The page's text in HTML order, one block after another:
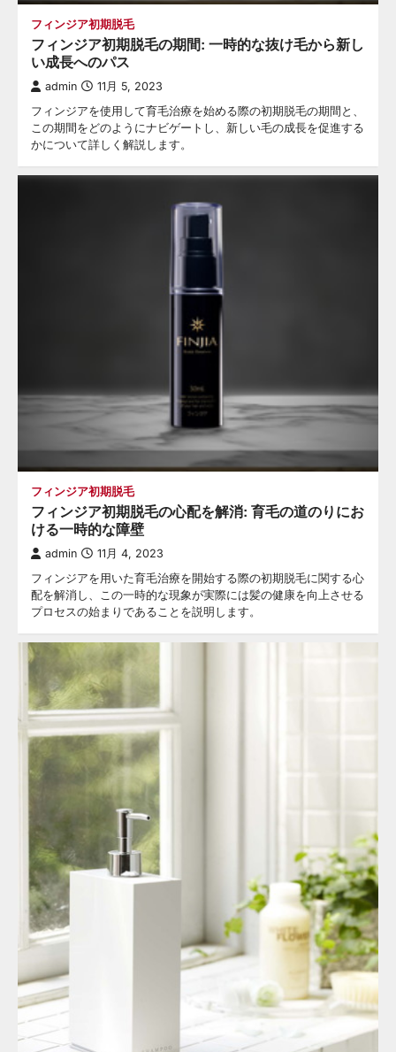
フィンジア初期脱毛
フィンジア初期脱毛の期間: 一時的な抜け毛から新し
い成長へのパス
admin 11月 5, 2023
フィンジアを使用して育毛治療を始める際の初期脱毛の期間と、
この期間をどのようにナビゲートし、新しい毛の成長を促進する
かについて詳しく解説します。
フィンジア初期脱毛
フィンジア初期脱毛の心配を解消: 育毛の道のりにお
ける一時的な障壁
admin 11月 4, 2023
フィンジアを用いた育毛治療を開始する際の初期脱毛に関する心
配を解消し、この一時的な現象が実際には髪の健康を向上させる
プロセスの始まりであることを説明します。